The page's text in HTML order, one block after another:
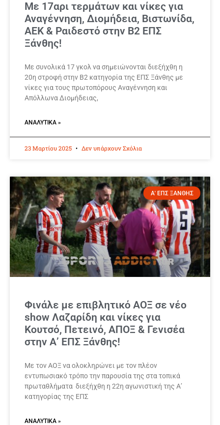
Με 17αρι τερμάτων και νίκες για
Αναγέννηση, Διομήδεια, Βιστωνίδα,
ΑΕΚ & Ραιδεστό στην Β2 ΕΠΣ
Ξάνθης!
Με συνολικά 17 γκολ να σημειώνονται διεξήχθη η
20η στροφή στην Β2 κατηγορία της ΕΠΣ Ξάνθης με
νίκες για τους πρωτοπόρους Αναγέννηση και
Απόλλωνα Διομήδειας,
ΑΝΑΛΥΤΙΚΆ »
23 Μαρτίου 2025 Δεν υπάρχουν Σχόλια
Α' ΕΠΣ ΞΑΝΘΗΣ
Φινάλε με επιβλητικό ΑΟΞ σε νέο
show Λαζαρίδη και νίκες για
Κουτσό, Πετεινό, ΑΠΟΞ & Γενισέα
στην Α’ ΕΠΣ Ξάνθης!
Με τον ΑΟΞ να ολοκληρώνει με τον πλέον
εντυπωσιακό τρόπο την παρουσία της στα τοπικά
πρωταθλήματα διεξήχθη η 22η αγωνιστική της Α’
κατηγορίας της ΕΠΣ
ΑΝΑΛΥΤΙΚΆ »